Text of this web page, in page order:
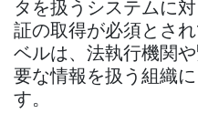
タを扱うシステムに
証の取得が必須とさ
ベルは、法執行機関
要な情報を扱う組織
す。